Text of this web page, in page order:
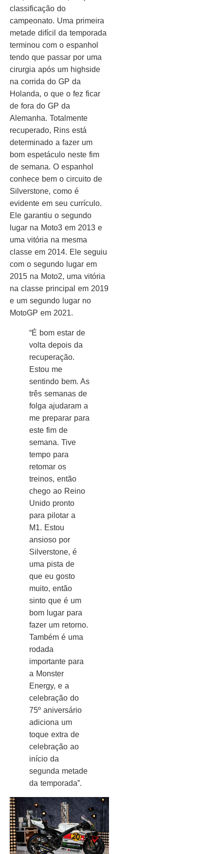
classificação do
campeonato. Uma primeira
metade difícil da temporada
terminou com o espanhol
tendo que passar por uma
cirurgia após um highside
na corrida do GP da
Holanda, o que o fez ficar
de fora do GP da
Alemanha. Totalmente
recuperado, Rins está
determinado a fazer um
bom espetáculo neste fim
de semana. O espanhol
conhece bem o circuito de
Silverstone, como é
evidente em seu currículo.
Ele garantiu o segundo
lugar na Moto3 em 2013 e
uma vitória na mesma
classe em 2014. Ele seguiu
com o segundo lugar em
2015 na Moto2, uma vitória
na classe principal em 2019
e um segundo lugar no
MotoGP em 2021.
“É bom estar de
volta depois da
recuperação.
Estou me
sentindo bem. As
três semanas de
folga ajudaram a
me preparar para
este fim de
semana. Tive
tempo para
retomar os
treinos, então
chego ao Reino
Unido pronto
para pilotar a
M1. Estou
ansioso por
Silverstone, é
uma pista de
que eu gosto
muito, então
sinto que é um
bom lugar para
fazer um retorno.
Também é uma
rodada
importante para
a Monster
Energy, e a
celebração do
75º aniversário
adiciona um
toque extra de
celebração ao
início da
segunda metade
da temporada”.